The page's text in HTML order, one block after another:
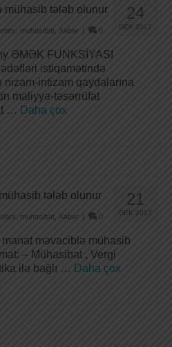
24
DEK 2017
mühasib tələb olunur
muhasibat Xəbər | 0
ƏMƏK FUNKSİYASI
istiqamətində
nizam-intizam qaydalarına
maliyyə-təsərrüfat
… Daha çox
21
DEK 2017
tələb olunur
muhasibat Xəbər | 0
məvaciblə mühasib
– Mühasibat , Vergi
ilə bağlı … Daha çox